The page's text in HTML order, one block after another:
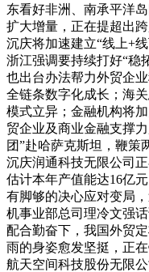
东看好非洲、南承平洋
扩大增量，正在提超出
沉庆将加速建立“线上+
浙江强调要持续打好“
也出台办法帮力外贸企
全链条数字化成长；海
模式立异；金融机构将
贸企业及商业金融支撑
团”赴哈萨克斯坦，鞭
沉庆润通科技无限公司
估计本年产值能达16亿
有脚够的决心应对变局
机事业部总司理冷文强
配合勤奋下，我国外贸
雨的身姿愈发坚挺，正
航天空间科技股份无限